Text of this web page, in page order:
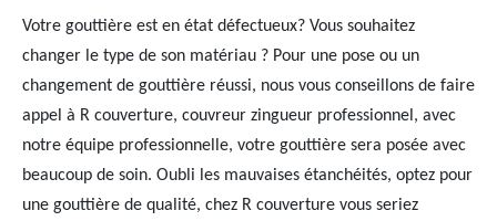
Votre gouttière est en état défectueux? Vous souhaitez
changer le type de son matériau ? Pour une pose ou un
changement de gouttière réussi, nous vous conseillons de faire
appel à R couverture, couvreur zingueur professionnel, avec
notre équipe professionnelle, votre gouttière sera posée avec
beaucoup de soin. Oubli les mauvaises étanchéités, optez pour
une gouttière de qualité, chez R couverture vous seriez